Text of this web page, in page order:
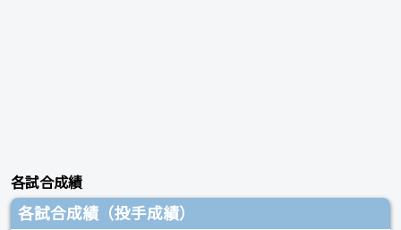
各試合成績
各試合成績（投手成績）